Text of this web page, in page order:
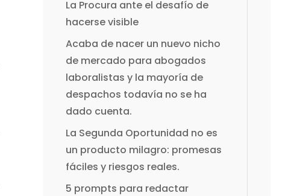
La Procura ante el desafío de
hacerse visible
Acaba de nacer un nuevo nicho
de mercado para abogados
laboralistas y la mayoría de
despachos todavía no se ha
dado cuenta.
La Segunda Oportunidad no es
un producto milagro: promesas
fáciles y riesgos reales.
5 prompts para redactar